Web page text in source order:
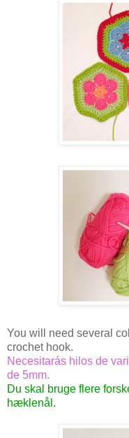
You will need several
crochet hook.
Necesitarás hilos de
de 5mm.
Du skal bruge flere
hæklenål.